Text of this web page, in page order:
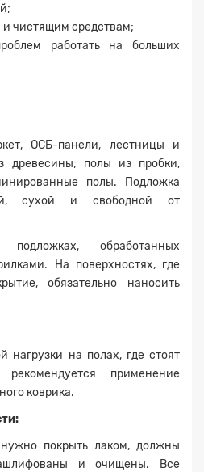
чистящим средствам;
работать на больших
ОСБ-панели, лестницы и
древесины; полы из пробки,
полы. Подложка
сухой и свободной от
обработанных
На поверхностях, где
обязательно наносить
нагрузки на полах, где стоят
применение
коврика.
покрыть лаком, должны
и очищены. Все